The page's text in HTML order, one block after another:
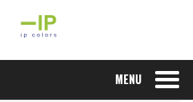
MENU